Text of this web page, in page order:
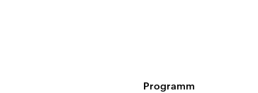
Programm